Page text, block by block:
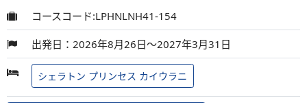
コースコード:LPHNLNH41-154
出発日：2026年8月26日～2027年3月31日
シェラトン プリンセス カイウラニ